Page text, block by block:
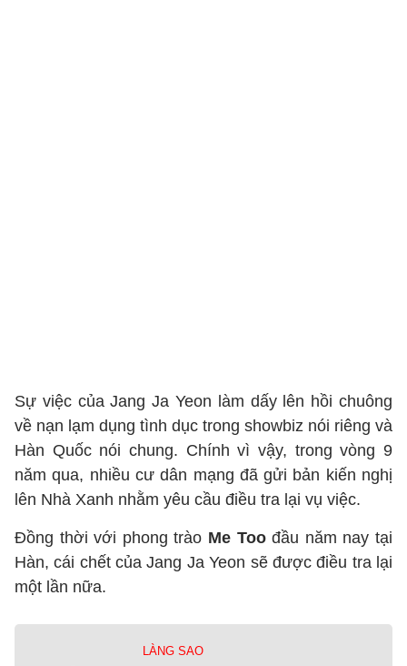
Sự việc của Jang Ja Yeon làm dấy lên hồi chuông
về nạn lạm dụng tình dục trong showbiz nói riêng và
Hàn Quốc nói chung. Chính vì vậy, trong vòng 9
năm qua, nhiều cư dân mạng đã gửi bản kiến nghị
lên Nhà Xanh nhằm yêu cầu điều tra lại vụ việc.
Đồng thời với phong trào Me Toođầu năm nay tại
Hàn, cái chết của Jang Ja Yeon sẽ được điều tra lại
một lần nữa.
LÀNG SAO